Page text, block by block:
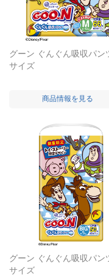
グーン ぐんぐん吸収パン
サイズ
商品情報を見る
グーン ぐんぐん吸収パン
サイズ